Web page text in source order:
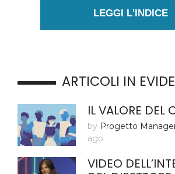
LEGGI L'INDICE
ARTICOLI IN
IL VALORE DEL
by Progetto
ago
VIDEO